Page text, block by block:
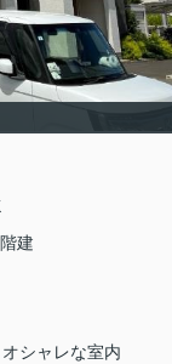
建
シャレな室内